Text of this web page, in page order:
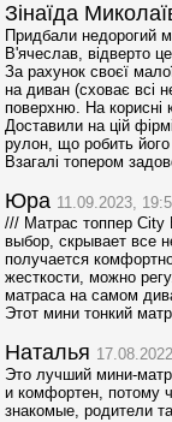
Зінаїда
Придбали недорогий
В'ячеслав, відверто
За рахунок своєї
на диван (сховає всі
поверхню. На корисні
Доставили на цій
рулон, що робить
Взагалі топером
Юра 11.09.2023,
/// Матрас топпер City
выбор, скрывает все
получается
жесткости, можно
матраса на самом
Этот мини тонкий
Наталья
Это лучший мини-
и комфортен, потому
знакомые, родители